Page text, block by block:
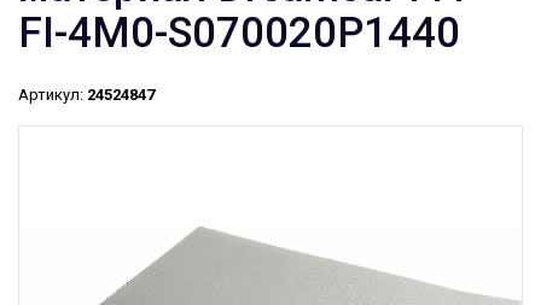
FI-4M0-S070020P1440
Артикул: 24524847